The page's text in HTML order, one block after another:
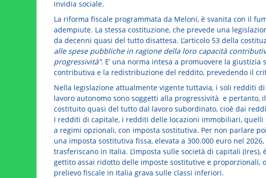
invidia sociale.
La riforma fiscale programmata da Meloni, è svanita con il
adempiute. La stessa costituzione, che prevede una
da decenni quasi del tutto disattesa. L’articolo 53 della
alle spese pubbliche in ragione della loro capacità
progressività”. E’ una norma intesa a promuovere la
contributiva e la redistribuzione del reddito, prevedendo il
Nella legislazione attualmente vigente tuttavia, i soli redditi
lavoro autonomo sono soggetti alla progressività e pertanto,
costituito quasi del tutto dal lavoro subordinato, cioè dai
I redditi di capitale, i redditi delle locazioni immobiliari,
a regimi opzionali, con imposta sostitutiva. Per non parlare
una imposta sostitutiva fissa, elevata a 300.000 euro nel
trasferiscano in Italia. L’imposta sulle società di capitali (Ires),
gettito assai ridotto delle imposte sostitutive e proporzionali,
prelievo fiscale in Italia grava sulle classi inferiori.